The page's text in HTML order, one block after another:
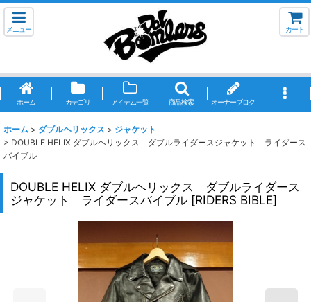
メニュー カート
ホーム カテゴリ アイテム一覧 商品検索 オーナーブログ
ホーム > ダブルヘリックス > ジャケット
> DOUBLE HELIX ダブルヘリックス ダブルライダースジャケット ライダース
バイブル
DOUBLE HELIX ダブルヘリックス ダブルライダース
ジャケット ライダースバイブル [RIDERS BIBLE]